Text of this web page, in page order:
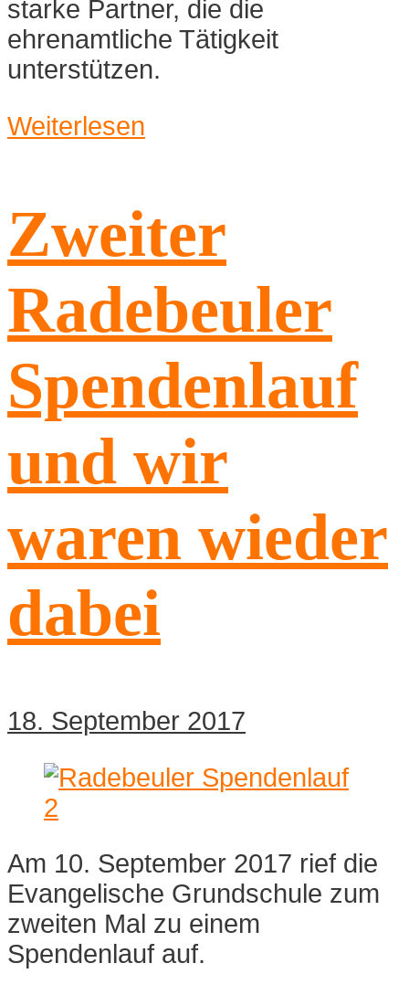
starke Partner, die die
ehrenamtliche Tätigkeit
unterstützen.
Weiterlesen
Zweiter
Radebeuler
Spendenlauf
und wir
waren wieder
dabei
18. September 2017
Am 10. September 2017 rief die
Evangelische Grundschule zum
zweiten Mal zu einem
Spendenlauf auf.